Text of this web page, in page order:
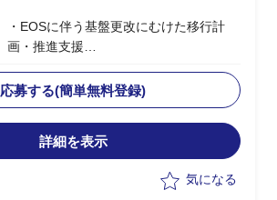
・EOSに伴う基盤更改にむけた移行計
画・推進支援
・関係者との調整、連携対応
・2023年12月～2024年1月にかけて移行
リハーサルの実施
応募する(簡単無料登録)
詳細を表示
気になる